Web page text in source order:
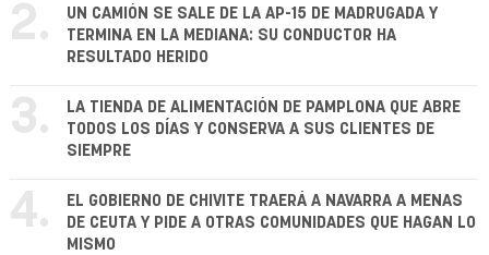
2.
UN CAMIÓN SE SALE DE LA AP-15 DE MADRUGADA Y
TERMINA EN LA MEDIANA: SU CONDUCTOR HA
RESULTADO HERIDO
3.
LA TIENDA DE ALIMENTACIÓN DE PAMPLONA QUE ABRE
TODOS LOS DÍAS Y CONSERVA A SUS CLIENTES DE
SIEMPRE
4.
EL GOBIERNO DE CHIVITE TRAERÁ A NAVARRA A MENAS
DE CEUTA Y PIDE A OTRAS COMUNIDADES QUE HAGAN LO
MISMO